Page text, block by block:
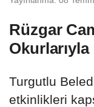
Rüzgar
Turgutlu
etkinlikleri